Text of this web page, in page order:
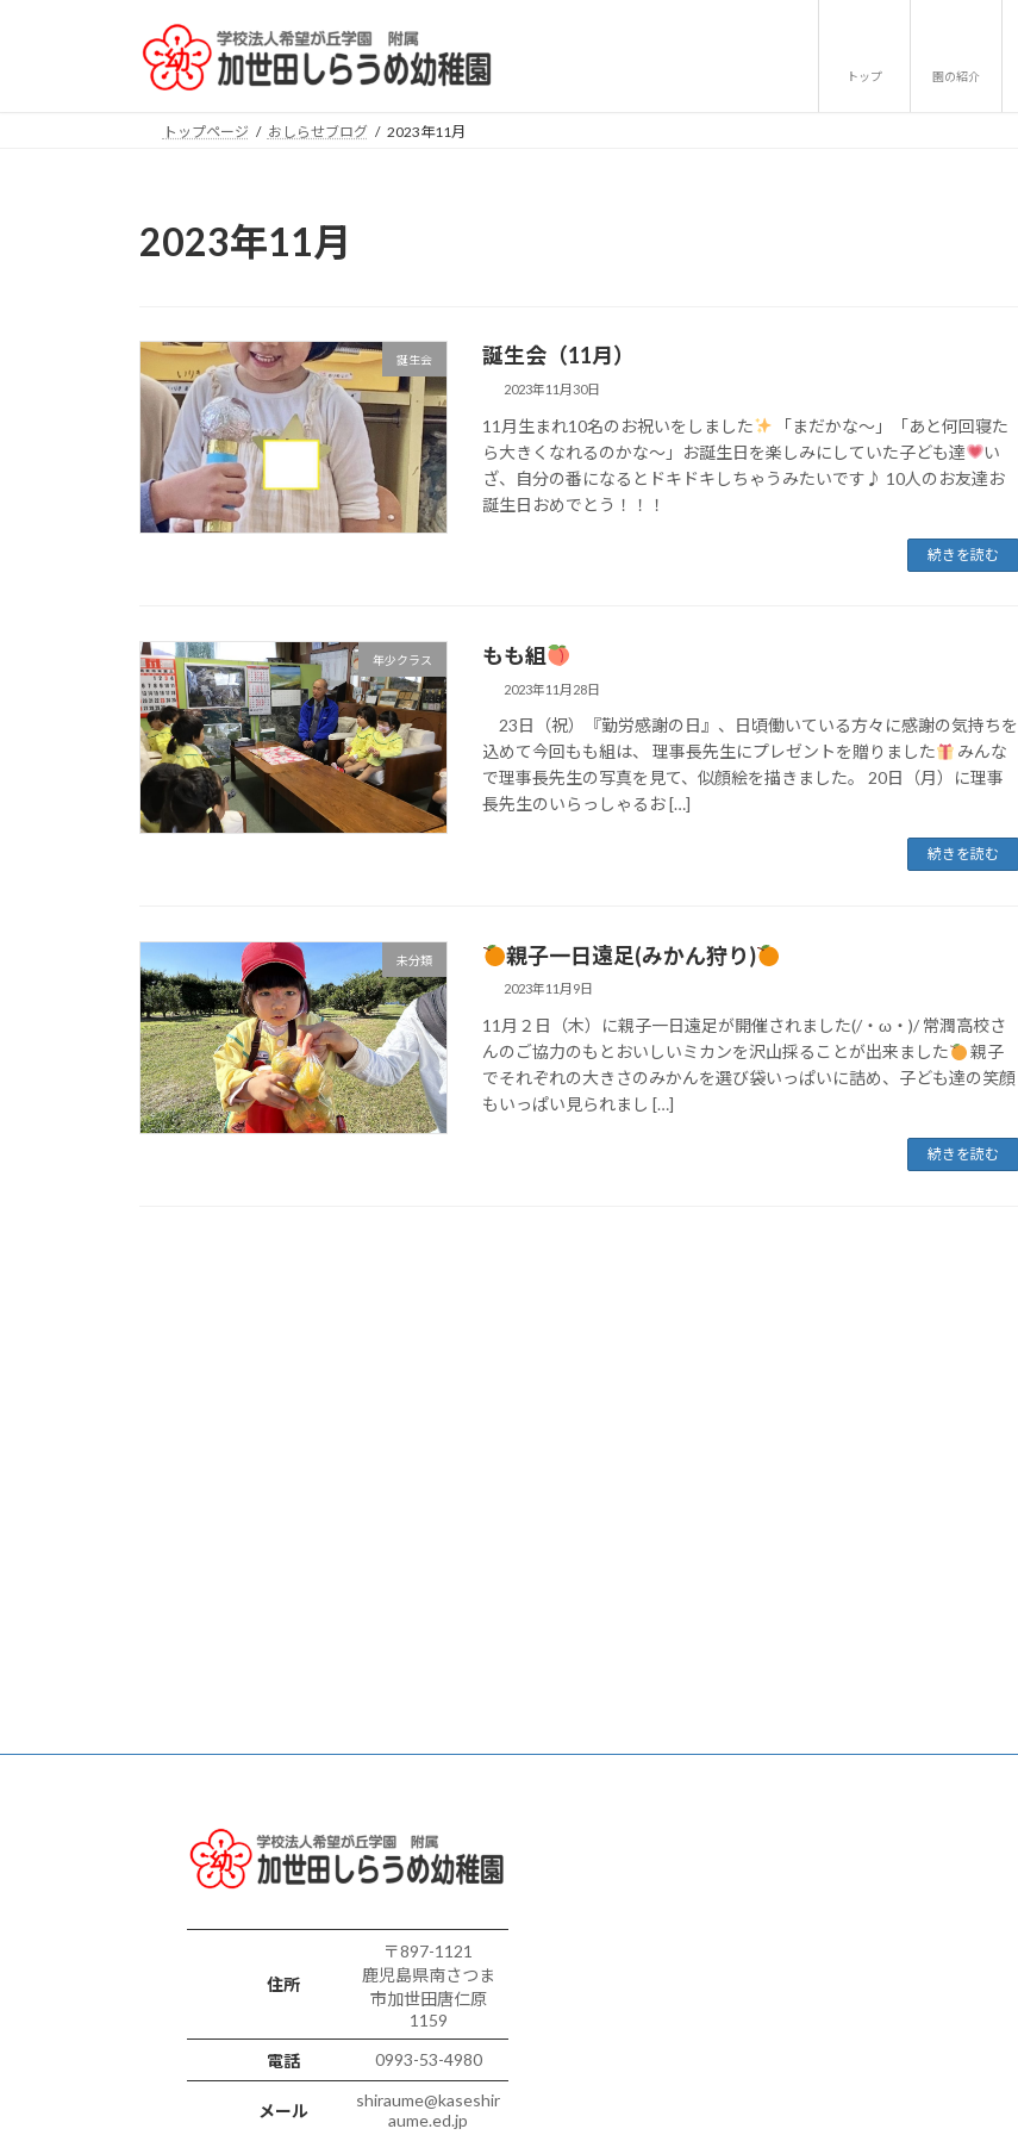
トップ 園の紹介
トップページ おしらせブログ 2023年11月
2023年11月
誕生会 誕生会（11月）
2023年11月30日
11月生まれ10名のお祝いをしました
「まだかな～」「あと何回寝た
ら大きくなれるのかな～」お誕生日を楽しみにしていた子ども達
い
ざ、自分の番になるとドキドキしちゃうみたいです♪ 10人のお友達お
誕生日おめでとう！！！
続きを読む
年少クラス もも組
2023年11月28日
23日（祝）『勤労感謝の日』、日頃働いている方々に感謝の気持ちを
込めて今回もも組は、 理事長先生にプレゼントを贈りました
みんな
で理事長先生の写真を見て、似顔絵を描きました。 20日（月）に理事
長先生のいらっしゃるお […]
続きを読む
未分類 親子一日遠足(みかん狩り)
2023年11月9日
11月２日（木）に親子一日遠足が開催されました(/・ω・)/ 常潤高校さ
んのご協力のもとおいしいミカンを沢山採ることが出来ました
親子
でそれぞれの大きさのみかんを選び袋いっぱいに詰め、子ども達の笑顔
もいっぱい見られまし […]
続きを読む
住所
〒897-1121
鹿児島県南さつま
市加世田唐仁原
1159
電話
0993-53-4980
メール
shiraume@kaseshir
aume.ed.jp